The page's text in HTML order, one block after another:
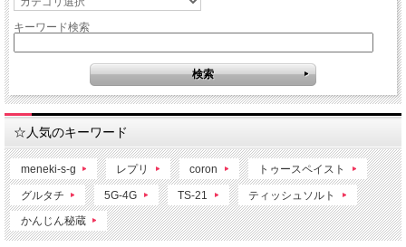
キーワード検索
☆人気のキーワード
meneki-s-g レプリ coron トゥースペイスト
グルタチ 5G-4G TS-21 ティッシュソルト
かんじん秘蔵